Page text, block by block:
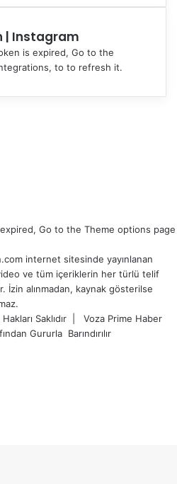
| Instagram
is expired, Go to the
to to refresh it.
Go to the Theme options page
internet sitesinde yayınlanan
ve tüm içeriklerin her türlü telif
İzin alınmadan, kaynak gösterilse
Saklıdır | Voza Prime Haber
Gururla Barındırılır